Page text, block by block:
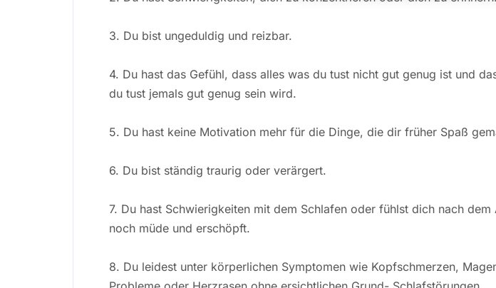
3. Du bist ungeduldig und reizbar.
4. Du hast das Gefühl, dass alles was du tust nicht gut genug ist und
du tust jemals gut genug sein wird.
5. Du hast keine Motivation mehr für die Dinge, die dir früher Spaß
6. Du bist ständig traurig oder verärgert.
7. Du hast Schwierigkeiten mit dem Schlafen oder fühlst dich nach dem
noch müde und erschöpft.
8. Du leidest unter körperlichen Symptomen wie Kopfschmerzen,